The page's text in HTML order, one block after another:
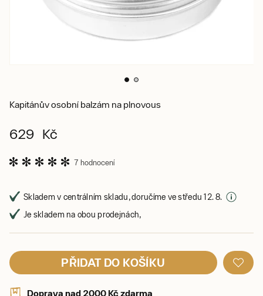
Kapitánův osobní balzám na plnovous
629 Kč
7 hodnocení
Skladem v centrálním skladu, doručíme ve středu 12. 8.
Je skladem na obou prodejnách,
PŘIDAT DO KOŠÍKU
Doprava nad 2000 Kč zdarma